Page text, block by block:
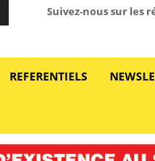
Suivez-nous sur les
REFERENTIELS